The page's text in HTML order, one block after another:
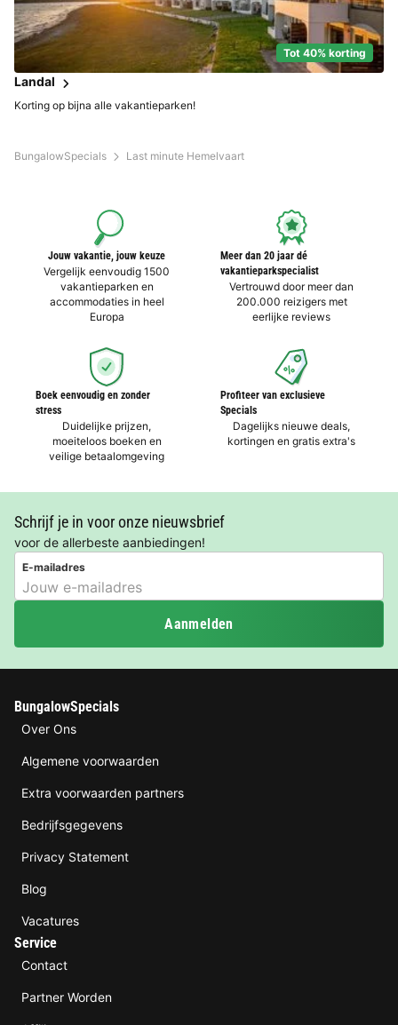
BungalowSpecials Last minute Hemelvaart
Tot 40% korting
Landal
Korting op bijna alle vakantieparken!
Jouw vakantie, jouw keuze
Vergelijk eenvoudig 1500
vakantieparken en
accommodaties in heel
Europa
Meer dan 20 jaar dé
vakantieparkspecialist
Vertrouwd door meer dan
200.000 reizigers met
eerlijke reviews
Boek eenvoudig en zonder
stress
Duidelijke prijzen,
moeiteloos boeken en
veilige betaalomgeving
Profiteer van exclusieve
Specials
Dagelijks nieuwe deals,
kortingen en gratis extra's
Schrijf je in voor onze nieuwsbrief
voor de allerbeste aanbiedingen!
E-mailadres
Aanmelden
BungalowSpecials
Over Ons
Algemene voorwaarden
Extra voorwaarden partners
Bedrijfsgegevens
Privacy Statement
Blog
Vacatures
Service
Contact
Partner Worden